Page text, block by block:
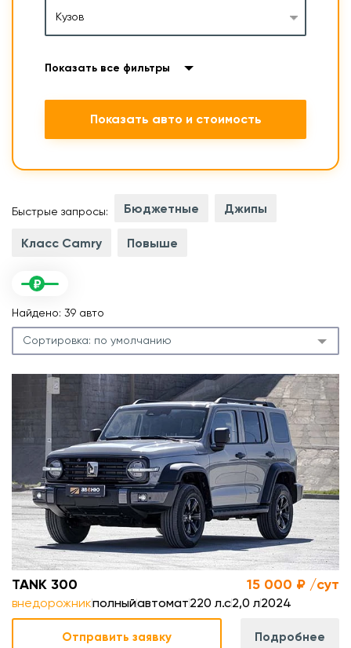
Кузов
Показать все фильтры
Показать авто и стоимость
Быстрые запросы: Бюджетные Джипы
Класс Camry Повыше
Найдено: 39 авто
Сортировка: по умолчанию
TANK 300 15 000 ₽ /сут
внедорожникполныйавтомат220 л.с2,0 л2024
Отправить заявку Подробнее